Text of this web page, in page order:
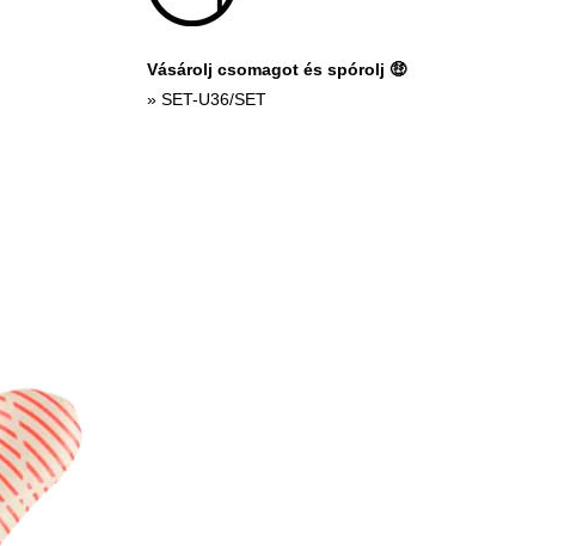
Vásárolj csomagot és spórolj 🤑
» SET-U36/SET